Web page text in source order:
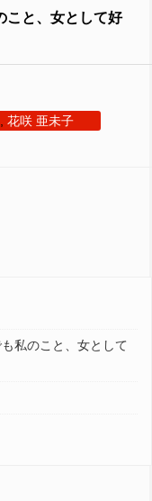
こと、女として好
花咲 亜未子
私のこと、女として